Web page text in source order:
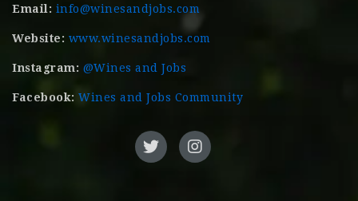
Email: info@winesandjobs.com
Website: www.winesandjobs.com
Instagram: @Wines and Jobs
Facebook: Wines and Jobs Community